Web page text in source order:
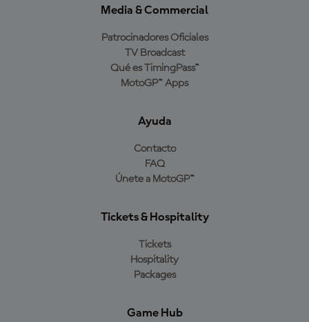
Media & Commercial
Patrocinadores Oficiales
TV Broadcast
Qué es TimingPass™
MotoGP™ Apps
Ayuda
Contacto
FAQ
Únete a MotoGP™
Tickets & Hospitality
Tickets
Hospitality
Packages
Game Hub